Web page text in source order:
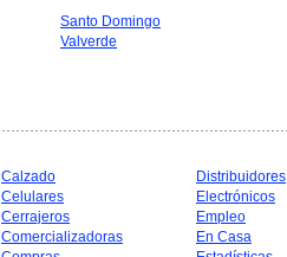
Santo Domingo
Valverde
Calzado
Celulares
Cerrajeros
Comercializadoras
Distribuidores
Electrónicos
Empleo
En Casa